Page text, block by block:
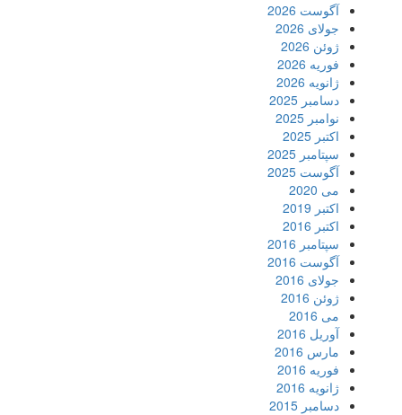
آگوست 2026
جولای 2026
ژوئن 2026
فوریه 2026
ژانویه 2026
دسامبر 2025
نوامبر 2025
اکتبر 2025
سپتامبر 2025
آگوست 2025
می 2020
اکتبر 2019
اکتبر 2016
سپتامبر 2016
آگوست 2016
جولای 2016
ژوئن 2016
می 2016
آوریل 2016
مارس 2016
فوریه 2016
ژانویه 2016
دسامبر 2015